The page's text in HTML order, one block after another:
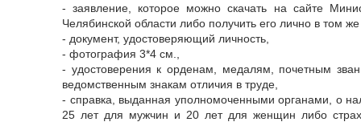
- заявление, которое можно скачать на сайте
Челябинской области либо получить его лично в том
- документ, удостоверяющий личность,
- фотография 3*4 см.,
- удостоверения к орденам, медалям, почетным
ведомственным знакам отличия в труде,
- справка, выданная уполномоченными органами, о
25 лет для мужчин и 20 лет для женщин либо